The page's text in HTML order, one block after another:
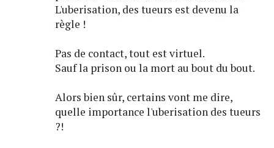
L'uberisation, des tueurs est devenu la
règle !
Pas de contact, tout est virtuel.
Sauf la prison ou la mort au bout du bout.
Alors bien sûr, certains vont me dire,
quelle importance l'uberisation des tueurs
?!